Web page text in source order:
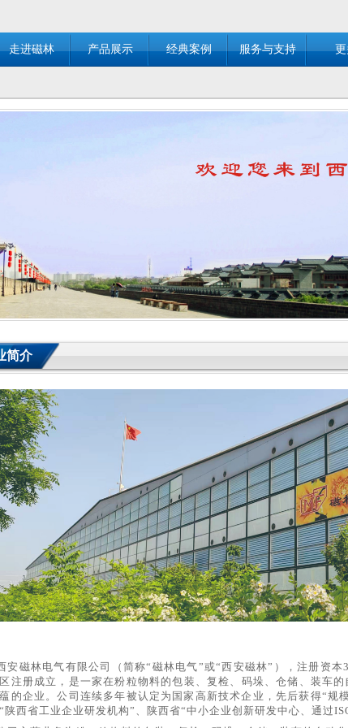
走进磁林 产品展示 经典案例 服务与支持 更
简介
安磁林电气有限公司（简称“磁林电气”或“西安磁林”），注册资
注册成立，是一家在粉粒物料的包装、复检、码垛、仓储、装车
的企业。公司连续多年被认定为国家高新技术企业，先后获得“规
陕西省工业企业研发机构”、陕西省“中小企业创新研发中心、通过